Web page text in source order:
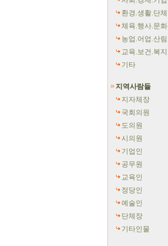
환경.생활.단체
체육.행사.문화
농업.어업.산림
교육.보건.복지
기타
지역사람들
지자체장
국회의원
도의원
시의원
기업인
공무원
교육인
정당인
예술인
단체장
기타인물